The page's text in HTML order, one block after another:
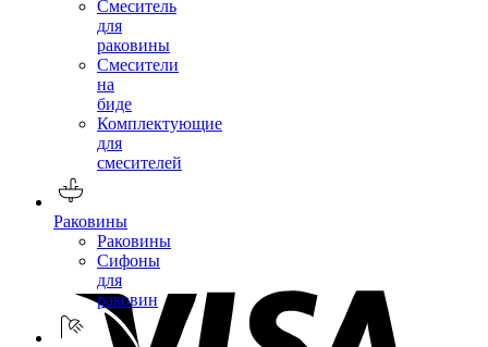
Смеситель
для
раковины
Смесители
на
биде
Комплектующие
для
смесителей
Раковины
Раковины
Сифоны
для
раковин